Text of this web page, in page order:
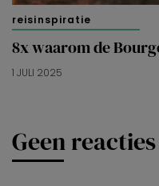
reisinspiratie
8x waarom de
1 JULI 2025
Geen reacties